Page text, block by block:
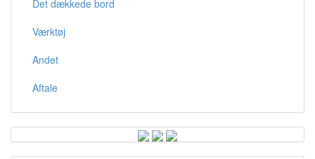
Det dækkede bord
Værktøj
Andet
Aftale